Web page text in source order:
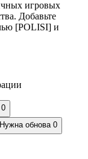
игровых
Добавьте
[POLISI] и
0
обнова 0